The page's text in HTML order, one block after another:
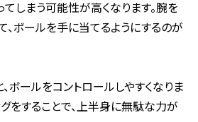
しまう可能性が高くなります。腕を
、ボールを手に当てるようにするのが
ボールをコントロールしやすくなりま
をすることで、上半身に無駄な力が